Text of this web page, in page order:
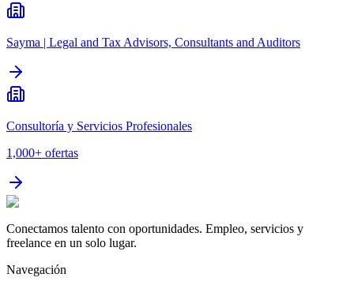
Sayma | Legal and Tax Advisors, Consultants and Auditors
Consultoría y Servicios Profesionales
1,000+ ofertas
Conectamos talento con oportunidades. Empleo, servicios y
freelance en un solo lugar.
Navegación